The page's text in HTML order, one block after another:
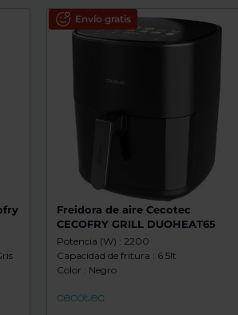
Envío gratis
Freidora de aire Cecotec
CECOFRY GRILL DUOHEAT65
Potencia (W) : 2200
Capacidad de fritura : 6.5lt
Color : Negro